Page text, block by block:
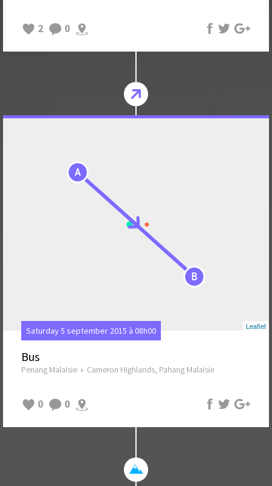
2 0
A
B
Leaflet
Saturday 5 september 2015 à 08h00
Bus
Penang Malaisie › Cameron Highlands, Pahang Malaisie
0 0